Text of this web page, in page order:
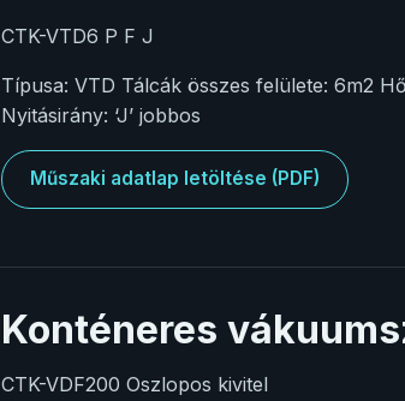
CTK-VTD6 P F J
Típusa: VTD Tálcák összes felülete: 6m2
Nyitásirány: ‘J’ jobbos
Műszaki adatlap letöltése (PDF)
Konténeres
CTK-VDF200 Oszlopos kivitel